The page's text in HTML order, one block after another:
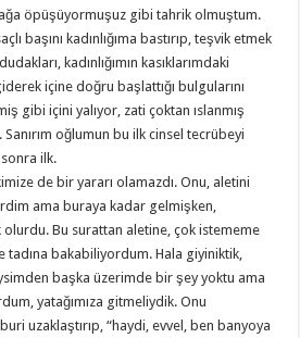
öpüşüyormuşuz gibi tahrik olmuştum.
başını kadınlığıma bastırıp, teşvik etmek
kadınlığımın kasıklarımdaki
içine doğru başlattığı bulgularını
gibi içini yalıyor, zati çoktan ıslanmış
oğlumun bu ilk cinsel tecrübeyi
ilk.
de bir yararı olamazdı. Onu, aletini
ama buraya kadar gelmişken,
olurdu. Bu surattan aletine, çok istememe
tadına bakabiliyordum. Hala giyiniktik,
başka üzerimde bir şey yoktu ama
yatağımıza gitmeliydik. Onu
uzaklaştırıp, “haydi, evvel, ben banyoya